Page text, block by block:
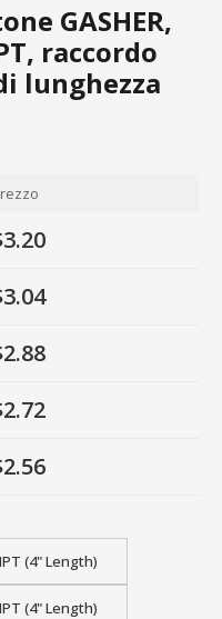
GASHER,
raccordo
lunghezza
(4" Length)
(4" Length)